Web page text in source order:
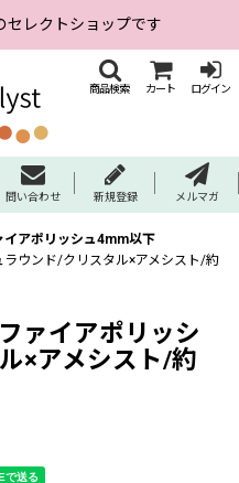
セレクトショップです
商品検索 カート ログイン
問い合わせ 新規登録 メルマガ
イアポリッシュ4mm以下
ウンド/クリスタル×アメシスト/約
ァイアポリッシ
×アメシスト/約